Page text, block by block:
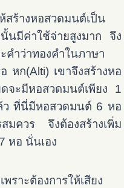
สร้างหอสวดมนต์เป็น
นมีค่าใช้จ่ายสูงมาก จึง
คำว่าทองคำในภาษา
หก(Alti) เขาจึงสร้างหอ
ะมีหอสวดมนต์เพียง 1
ว ที่นี่มีหอสวดมนต์ 6 หอ
สมควร จึงต้องสร้างเพิ่ม
หอ นั่นเอง
ราะต้องการให้เสียง